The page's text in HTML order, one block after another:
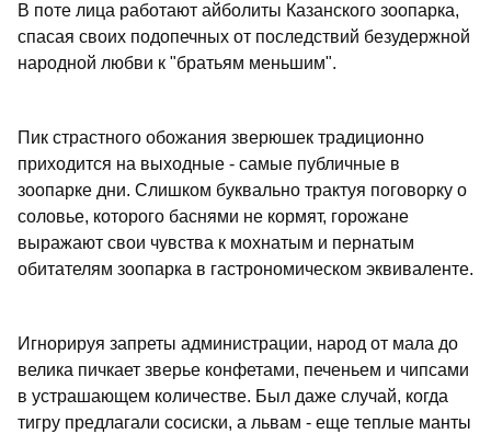
В поте лица работают айболиты Казанского зоопарка,
спасая своих подопечных от последствий безудержной
народной любви к "братьям меньшим".
Пик страстного обожания зверюшек традиционно
приходится на выходные - самые публичные в
зоопарке дни. Слишком буквально трактуя поговорку о
соловье, которого баснями не кормят, горожане
выражают свои чувства к мохнатым и пернатым
обитателям зоопарка в гастрономическом эквиваленте.
Игнорируя запреты администрации, народ от мала до
велика пичкает зверье конфетами, печеньем и чипсами
в устрашающем количестве. Был даже случай, когда
тигру предлагали сосиски, а львам - еще теплые манты